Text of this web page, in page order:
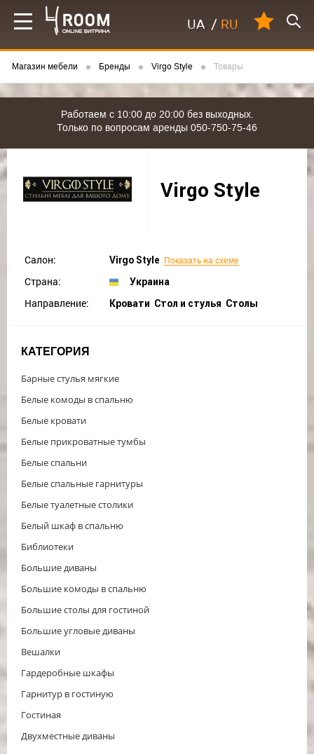
UA / RU
Магазин мебели Бренды Virgo Style Товары
Работаем с 10:00 до 20:00 без выходных.
Только по вопросам аренды 050-750-75-46
Virgo Style
Салон: Virgo Style Показать на схеме
Страна: Украина
Направление: Кровати Стол и стулья Столы
КАТЕГОРИЯ
Барные стулья мягкие
Белые комоды в спальню
Белые кровати
Белые прикроватные тумбы
Белые спальни
Белые спальные гарнитуры
Белые туалетные столики
Белый шкаф в спальню
Библиотеки
Большие диваны
Большие комоды в спальню
Большие столы для гостиной
Большие угловые диваны
Вешалки
Гардеробные шкафы
Гарнитур в гостиную
Гостиная
Двухместные диваны